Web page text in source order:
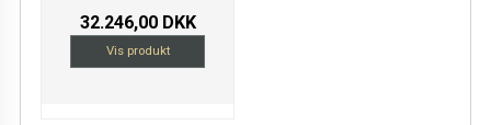
32.246,00 DKK
Vis produkt